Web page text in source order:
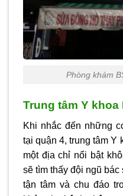
Phòng khám
Trung tâm Y
Khi nhắc đến những
tại quận 4, trung tâm Y
một địa chỉ nổi bật
sẽ tìm thấy đội ngũ
tận tâm và chu đáo